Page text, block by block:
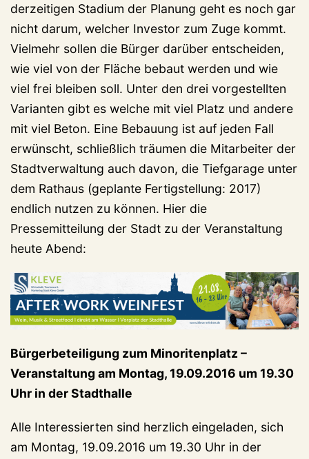
derzeitigen Stadium der Planung geht es noch gar
nicht darum, welcher Investor zum Zuge kommt.
Vielmehr sollen die Bürger darüber entscheiden,
wie viel von der Fläche bebaut werden und wie
viel frei bleiben soll. Unter den drei vorgestellten
Varianten gibt es welche mit viel Platz und andere
mit viel Beton. Eine Bebauung ist auf jeden Fall
erwünscht, schließlich träumen die Mitarbeiter der
Stadtverwaltung auch davon, die Tiefgarage unter
dem Rathaus (geplante Fertigstellung: 2017)
endlich nutzen zu können. Hier die
Pressemitteilung der Stadt zu der Veranstaltung
heute Abend:
Bürgerbeteiligung zum Minoritenplatz –
Veranstaltung am Montag, 19.09.2016 um 19.30
Uhr in der Stadthalle
Alle Interessierten sind herzlich eingeladen, sich
am Montag, 19.09.2016 um 19.30 Uhr in der